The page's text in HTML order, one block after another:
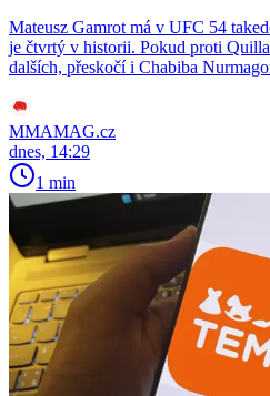
Mateusz Gamrot má v UFC 54
je čtvrtý v historii. Pokud proti
dalších, přeskočí i Chabiba
MMAMAG.cz
dnes, 14:29
1 min